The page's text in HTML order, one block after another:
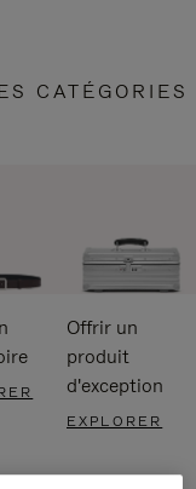
CATÉGORIES
Offrir un
produit
d'exception
EXPLORER